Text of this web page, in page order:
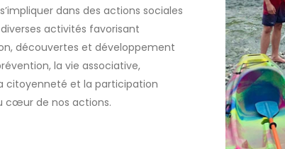
dans des actions sociales
activités favorisant
découvertes et développement
la vie associative,
citoyenneté et la participation
cœur de nos actions.